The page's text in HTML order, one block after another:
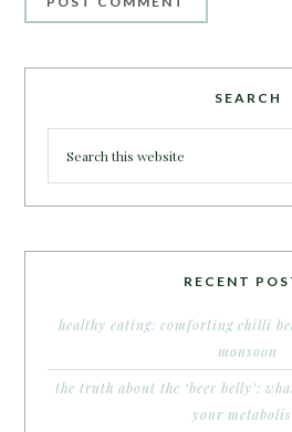
SEARCH
RECENT
healthy eating: comforting chilli
monsoon
the truth about the ‘beer belly’:
your